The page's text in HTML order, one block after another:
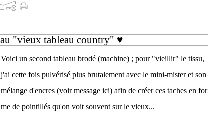
"vieux tableau country" ♥
Voici un second tableau brodé (machine) ; pour "vieillir" le tissu,
j'ai cette fois pulvérisé plus brutalement avec le mini-mister et son
mélange d'encres (voir message ici) afin de créer ces taches en for
me de pointillés qu'on voit souvent sur le vieux...